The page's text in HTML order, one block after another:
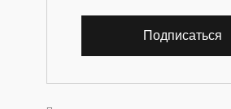
Подписаться